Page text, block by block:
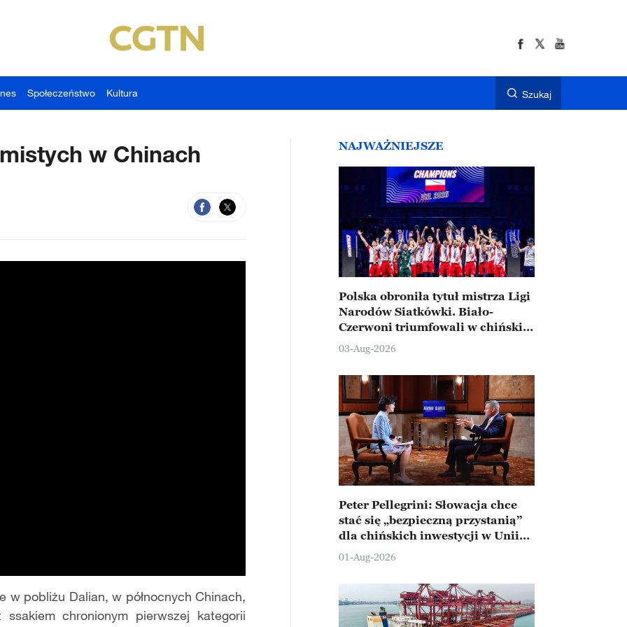
Społeczeństwo Kultura Szukaj
w Chinach
w pobliżu Dalian, w północnych Chinach,
chronionym pierwszej kategorii
NAJWAŻNIEJSZE
Polska obroniła tytuł mistrza Ligi
Narodów Siatkówki. Biało-
Czerwoni triumfowali w chińskim
Ningbo
03-Aug-2026
Peter Pellegrini: Słowacja chce
stać się „bezpieczną przystanią”
dla chińskich inwestycji w Unii
Europejskiej
01-Aug-2026